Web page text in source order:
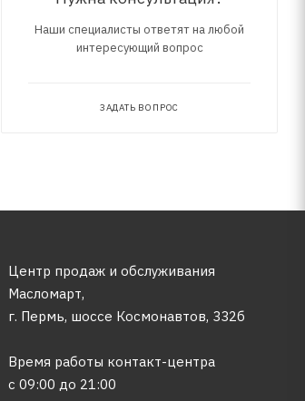
Наши специалисты ответят на любой
интересующий вопрос
ЗАДАТЬ ВОПРОС
Центр продаж и обслуживания
Масломарт,
г. Пермь, шоссе Космонавтов, 332б
Время работы контакт-центра
с 09:00 до 21:00